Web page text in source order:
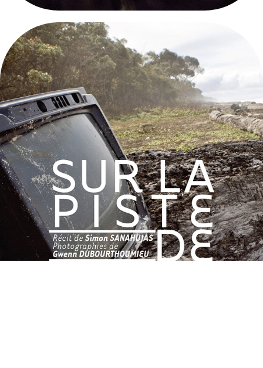
SUR LA PISTE DE TARZAN